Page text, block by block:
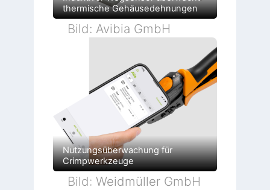
o
n
F
a
b
r
i
thermische Gehäusedehnungen
Bild: Avibia GmbH
Nutzungsüberwachung für
Crimpwerkzeuge
Bild: Weidmüller GmbH